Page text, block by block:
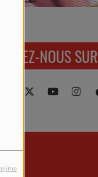
NOUS SUR